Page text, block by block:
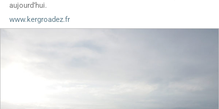
aujourd’hui.
www.kergroadez.fr